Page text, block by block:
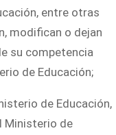
entre otras
modifican o dejan
su competencia
de Educación;
de Educación,
Ministerio de